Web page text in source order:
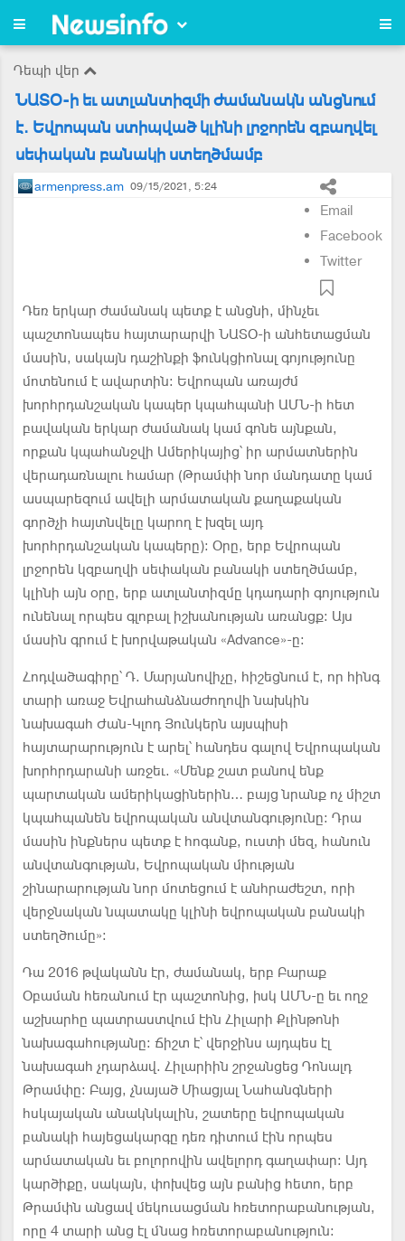
Դեպի վեր
ՆԱՏՕ-ի եւ ատլանտիզմի ժամանակն անցնում
է. Եվրոպան ստիպված կլինի լրջորեն զբաղվել
սեփական բանակի ստեղծմամբ
armenpress.am 09/15/2021, 5:24
Email
Facebook
Twitter
Դեռ երկար ժամանակ պետք է անցնի, մինչեւ
պաշտոնապես հայտարարվի ՆԱՏՕ-ի անհետացման
մասին, սակայն դաշինքի ֆունկցիոնալ գոյությունը
մոտենում է ավարտին: Եվրոպան առայժմ
խորհրդանշական կապեր կպահպանի ԱՄՆ-ի հետ
բավական երկար ժամանակ կամ գոնե այնքան,
որքան կպահանջվի Ամերիկայից՝ իր արմատներին
վերադառնալու համար (Թրամփի նոր մանդատը կամ
ասպարեզում ավելի արմատական քաղաքական
գործչի հայտնվելը կարող է խզել այդ
խորհրդանշական կապերը): Օրը, երբ Եվրոպան
լրջորեն կզբաղվի սեփական բանակի ստեղծմամբ,
կլինի այն օրը, երբ ատլանտիզմը կդադարի գոյություն
ունենալ որպես գլոբալ իշխանության առանցք: Այս
մասին գրում է խորվաթական «Advance»-ը:
Հոդվածագիրը՝ Դ. Մարյանովիչը, հիշեցնում է, որ հինգ
տարի առաջ Եվրահանձնաժողովի նախկին
նախագահ Ժան-Կլոդ Յունկերն այսպիսի
հայտարարություն է արել՝ հանդես գալով Եվրոպական
խորհրդարանի առջեւ. «Մենք շատ բանով ենք
պարտական ամերիկացիներին… բայց նրանք ոչ միշտ
կպահպանեն եվրոպական անվտանգությունը: Դրա
մասին ինքներս պետք է հոգանք, ուստի մեզ, հանուն
անվտանգության, Եվրոպական միության
շինարարության նոր մոտեցում է անհրաժեշտ, որի
վերջնական նպատակը կլինի եվրոպական բանակի
ստեղծումը»:
Դա 2016 թվականն էր, ժամանակ, երբ Բարաք
Օբաման հեռանում էր պաշտոնից, իսկ ԱՄՆ-ը եւ ողջ
աշխարհը պատրաստվում էին Հիլարի Քլինթոնի
նախագահությանը: Ճիշտ է՝ վերջինս այդպես էլ
նախագահ չդարձավ. Հիլարիին շրջանցեց Դոնալդ
Թրամփը: Բայց, չնայած Միացյալ Նահանգների
հսկայական անակնկալին, շատերը եվրոպական
բանակի հայեցակարգը դեռ դիտում էին որպես
արմատական եւ բոլորովին ավելորդ գաղափար: Այդ
կարծիքը, սակայն, փոխվեց այն բանից հետո, երբ
Թրամփն անցավ մեկուսացման հռետորաբանության,
որը 4 տարի անց էլ մնաց հռետորաբանություն: